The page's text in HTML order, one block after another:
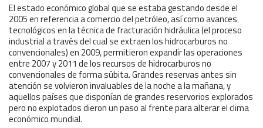
El estado económico global que se estaba gestando desde el
2005 en referencia a comercio del petróleo, así como avances
tecnológicos en la técnica de fracturación hidráulica (el proceso
industrial a través del cual se extraen los hidrocarburos no
convencionales) en 2009, permitieron expandir las operaciones
entre 2007 y 2011 de los recursos de hidrocarburos no
convencionales de forma súbita. Grandes reservas antes sin
atención se volvieron invaluables de la noche a la mañana, y
aquellos países que disponían de grandes reservorios explorados
pero no explotados dieron un paso al frente para alterar el clima
económico mundial.